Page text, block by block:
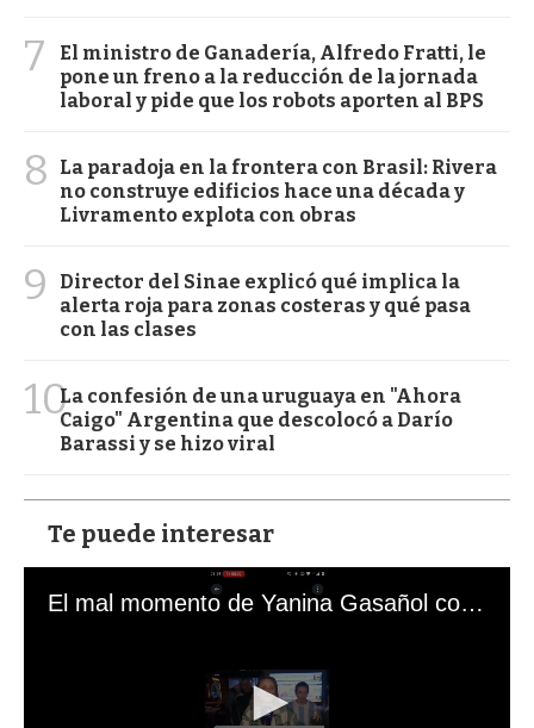
7
El ministro de Ganadería, Alfredo Fratti, le
pone un freno a la reducción de la jornada
laboral y pide que los robots aporten al BPS
8
La paradoja en la frontera con Brasil: Rivera
no construye edificios hace una década y
Livramento explota con obras
9
Director del Sinae explicó qué implica la
alerta roja para zonas costeras y qué pasa
con las clases
10La confesión de una uruguaya en "Ahora
Caigo" Argentina que descolocó a Darío
Barassi y se hizo viral
Te puede interesar
El mal momento de Yanina Gasañol con un hincha argentino en "Subrayado"